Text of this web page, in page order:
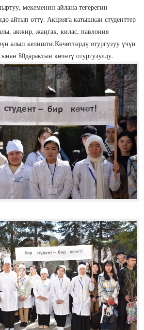
мекеменин айлана тегерегин
айтып өттү. Акцияга катышкан студенттер
анжир, жаңгак, килас, павлония
алып келишти.Көчөттөрдү отургузуу үчүн
80дарактын көчөтү отургузулду.